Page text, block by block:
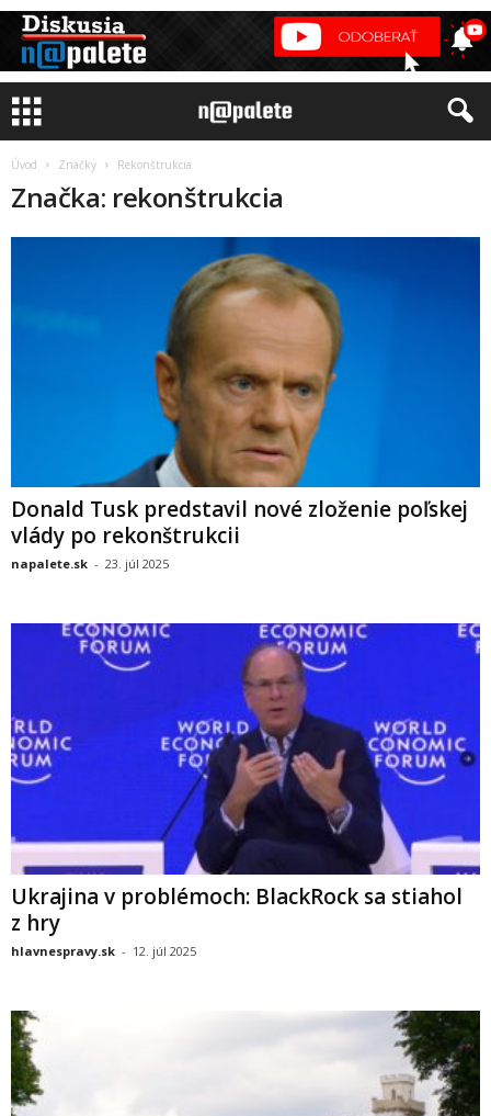
Úvod Značky Rekonštrukcia
Značka: rekonštrukcia
Donald Tusk predstavil nové zloženie poľskej
vlády po rekonštrukcii
napalete.sk - 23. júl 2025
Ukrajina v problémoch: BlackRock sa stiahol
z hry
hlavnespravy.sk - 12. júl 2025